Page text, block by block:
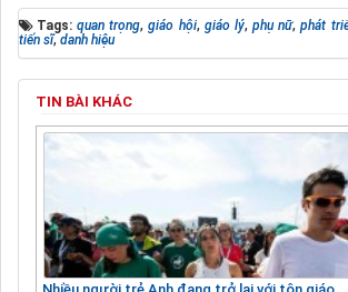
Tags:quan trọng,giáo hội, giáo lý,phụ nữ,phát
tiến sĩ, danh hiệu
TIN BÀI KHÁC
Nhiều người trẻ Anh đang trở lại với tôn giáo